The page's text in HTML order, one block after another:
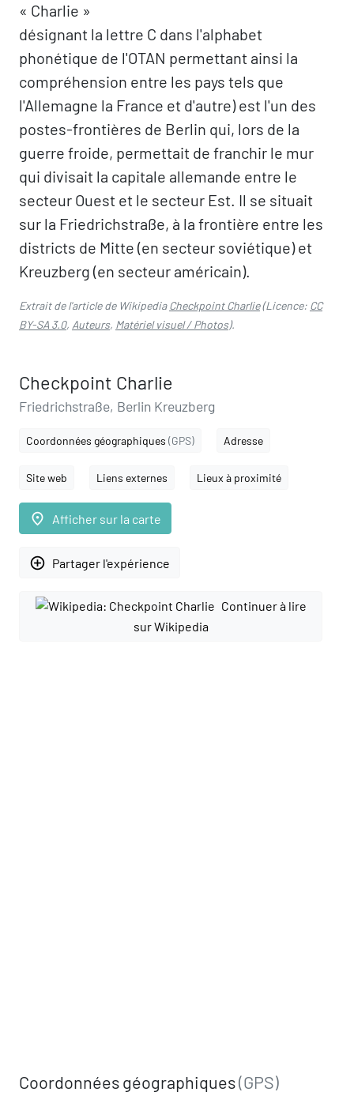
« Charlie »
désignant la lettre C dans l'alphabet
phonétique de l'OTAN permettant ainsi la
compréhension entre les pays tels que
l'Allemagne la France et d'autre) est l'un des
postes-frontières de Berlin qui, lors de la
guerre froide, permettait de franchir le mur
qui divisait la capitale allemande entre le
secteur Ouest et le secteur Est. Il se situait
sur la Friedrichstraße, à la frontière entre les
districts de Mitte (en secteur soviétique) et
Kreuzberg (en secteur américain).
Extrait de l'article de WikipediaCheckpoint Charlie(Licence: CC
BY-SA 3.0, Auteurs, Matériel visuel / Photos).
Checkpoint Charlie
Friedrichstraße, Berlin Kreuzberg
Coordonnées géographiques (GPS) Adresse
Site web Liens externes Lieux à proximité
place Afficher sur la carte
add_circle_outline Partager l'expérience
Continuer à lire
sur Wikipedia
Coordonnées géographiques(GPS)